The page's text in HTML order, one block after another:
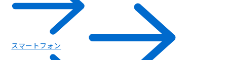
スマートフォン